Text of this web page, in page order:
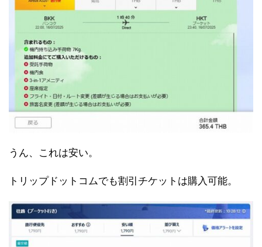
うん、これは安い。
トリップドットコムでも割引チケットは購入可能。